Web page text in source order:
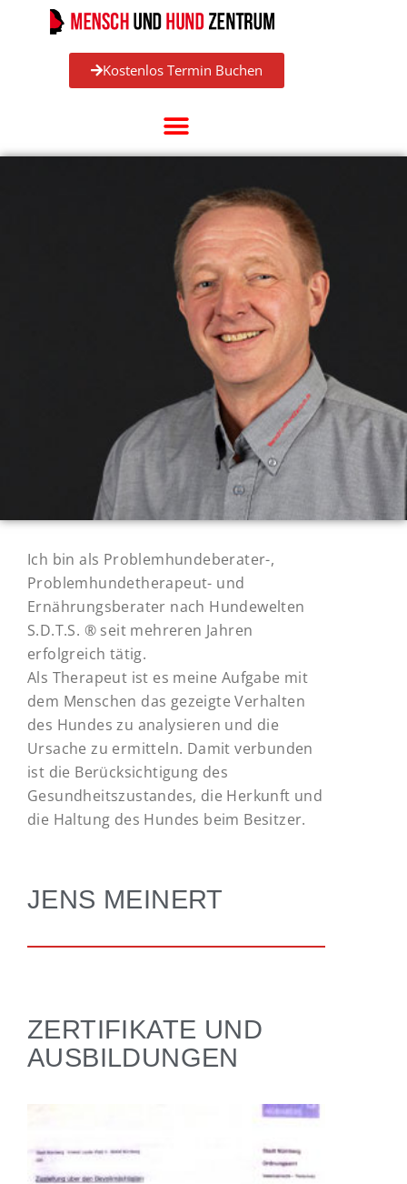
Kostenlos Termin Buchen
Ich bin als Problemhundeberater-,
Problemhundetherapeut- und
Ernährungsberater nach Hundewelten
S.D.T.S. ® seit mehreren Jahren
erfolgreich tätig.
Als Therapeut ist es meine Aufgabe mit
dem Menschen das gezeigte Verhalten
des Hundes zu analysieren und die
Ursache zu ermitteln. Damit verbunden
ist die Berücksichtigung des
Gesundheitszustandes, die Herkunft und
die Haltung des Hundes beim Besitzer.
JENS MEINERT
ZERTIFIKATE UND
AUSBILDUNGEN